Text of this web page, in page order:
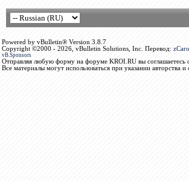
Powered by vBulletin® Version 3.8.7
Copyright ©2000 - 2026, vBulletin Solutions, Inc. Перевод:
vB.Sponsors
Отправляя любую форму на форуме KROI.RU вы соглашаетесь
Все материалы могут использоваться при указании авторства